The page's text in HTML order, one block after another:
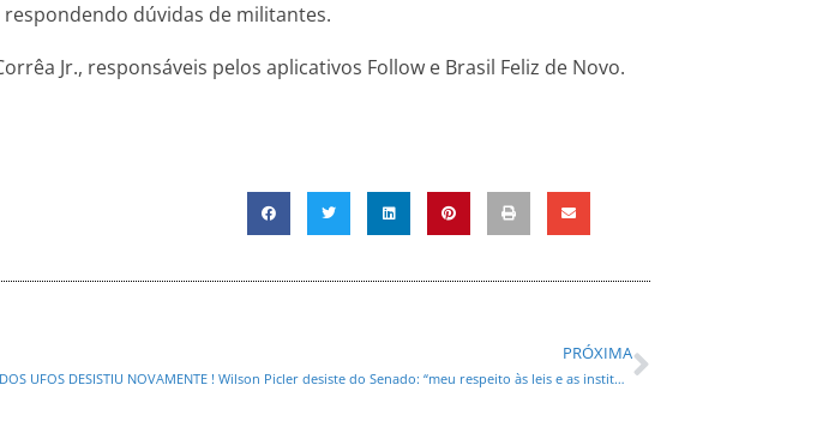
dúvidas de militantes.
Jr., responsáveis pelos aplicativos Follow e Brasil Feliz de Novo.
PRÓXIMA
HOMEM DOS UFOS DESISTIU NOVAMENTE ! Wilson Picler desiste do Senado: “meu respeito às leis e as instituições está acima de tudo!”